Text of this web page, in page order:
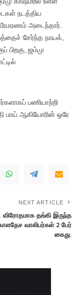
நடத்திய
வீரமரணம் அடைந்தார்.
சேர்ந்த நாயக்,
பிறகு, ஜம்மு
பணியாற்றி
பாய் ஆகியோரின் ஒரே
NEXT ARTICLE
விரோதமாக தங்கி இருந்த
வாலிபர்கள் 2 பேர்
கைது.